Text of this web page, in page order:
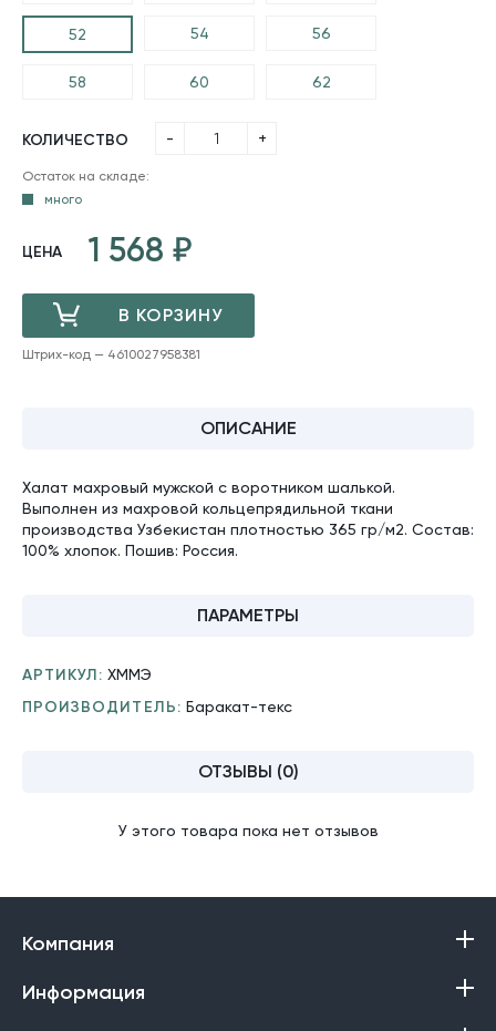
52 54 56
58 60 62
КОЛИЧЕСТВО - +
Остаток на складе:
много
ЦЕНА 1 568
Штрих-код — 4610027958381
В КОРЗИНУ
ДОБАВЛЕНО
ОПИСАНИЕ
Халат махровый мужской с воротником шалькой.
Выполнен из махровой кольцепрядильной ткани
производства Узбекистан плотностью 365 гр/м2. Состав:
100% хлопок. Пошив: Россия.
ПАРАМЕТРЫ
АРТИКУЛ: ХММЭ
ПРОИЗВОДИТЕЛЬ: Баракат-текс
ОТЗЫВЫ (0)
У этого товара пока нет отзывов
Компания
Информация